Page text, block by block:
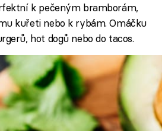
k pečeným bramborám,
kuřeti nebo k rybám. Omáčku
hot dogů nebo do tacos.